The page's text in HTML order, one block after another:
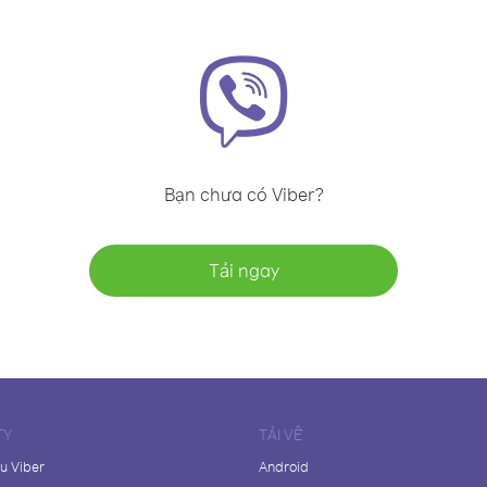
Bạn chưa có Viber?
Tải ngay
Viber
TẢI VỀ
Android